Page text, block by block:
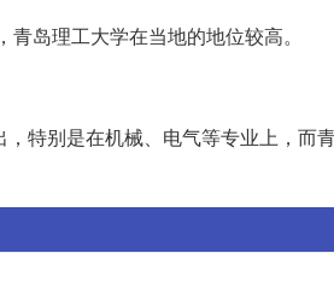
岛理工大学在当地的地位较高。
特别是在机械、电气等专业上，而